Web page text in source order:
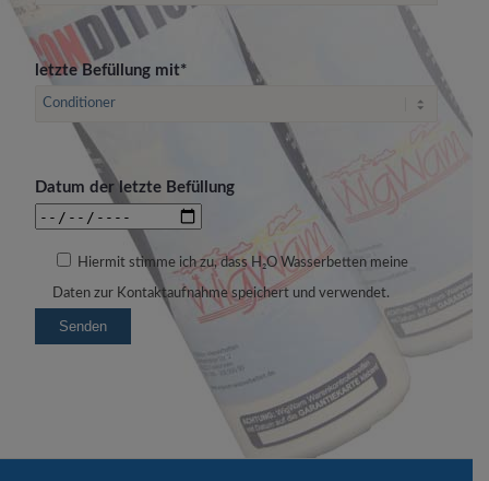
letzte Befüllung mit*
Datum der letzte Befüllung
Hiermit stimme ich zu, dass H₂O Wasserbetten meine
Daten zur Kontaktaufnahme speichert und verwendet.